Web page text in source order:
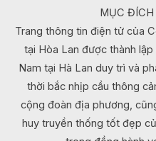
MỤC ĐÍCH
Trang thông tin điện tử của
tại Hòa Lan được thành
Nam tại Hà Lan duy trì và
thời bắc nhịp cầu thông
cộng đoàn địa phương,
huy truyền thống tốt đẹp